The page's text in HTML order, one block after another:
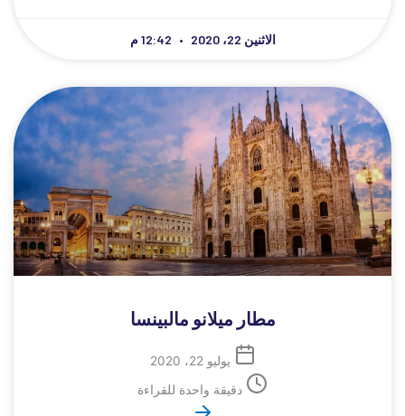
الاثنين 22، 2020
مطار ميلانو مالبينسا
يوليو 22، 2020
دقيقة واحدة للقراءة